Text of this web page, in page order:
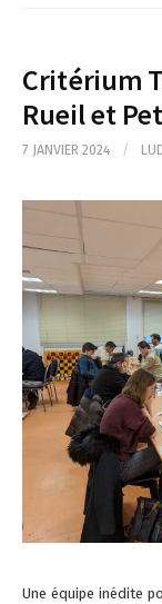
Critérium
Rueil et
7 JANVIER 2024 /
Une équipe inédite